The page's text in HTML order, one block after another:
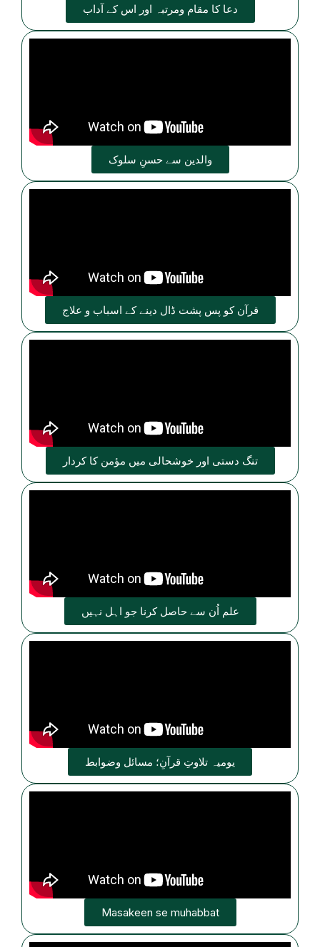
دعا کا مقام ومرتبہ اور اس کے آداب
والدین سے حسنِ سلوک
قرآن کو پس پشت ڈال دینے کے اسباب و علاج
تنگ دستی اور خوشحالی میں مؤمن کا کردار
علم اُن سے حاصل کرنا جو اہل نہیں
یومیہ تلاوتِ قرآنِ؛ مسائل وضوابط
Masakeen se muhabbat